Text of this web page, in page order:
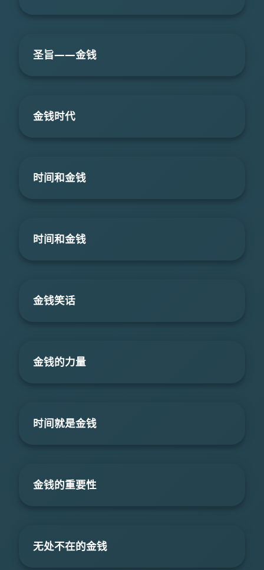
圣旨――金钱
金钱时代
时间和金钱
时间和金钱
金钱笑话
金钱的力量
时间就是金钱
金钱的重要性
无处不在的金钱